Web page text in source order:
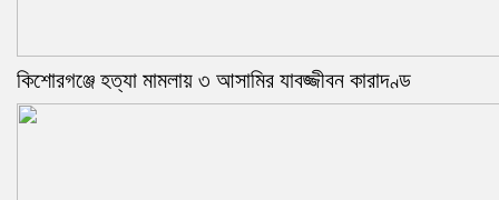
কিশোরগঞ্জে হত্যা মামলায় ৩ আসামির যাবজ্জীবন কারাদণ্ড